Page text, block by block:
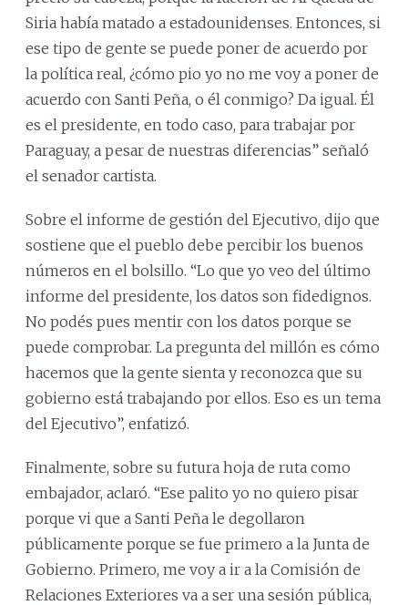
Siria había matado a estadounidenses. Entonces, si
ese tipo de gente se puede poner de acuerdo por
la política real, ¿cómo pio yo no me voy a poner de
acuerdo con Santi Peña, o él conmigo? Da igual. Él
es el presidente, en todo caso, para trabajar por
Paraguay, a pesar de nuestras diferencias” señaló
el senador cartista.
Sobre el informe de gestión del Ejecutivo, dijo que
sostiene que el pueblo debe percibir los buenos
números en el bolsillo. “Lo que yo veo del último
informe del presidente, los datos son fidedignos.
No podés pues mentir con los datos porque se
puede comprobar. La pregunta del millón es cómo
hacemos que la gente sienta y reconozca que su
gobierno está trabajando por ellos. Eso es un tema
del Ejecutivo”, enfatizó.
Finalmente, sobre su futura hoja de ruta como
embajador, aclaró. “Ese palito yo no quiero pisar
porque vi que a Santi Peña le degollaron
públicamente porque se fue primero a la Junta de
Gobierno. Primero, me voy a ir a la Comisión de
Relaciones Exteriores va a ser una sesión pública,